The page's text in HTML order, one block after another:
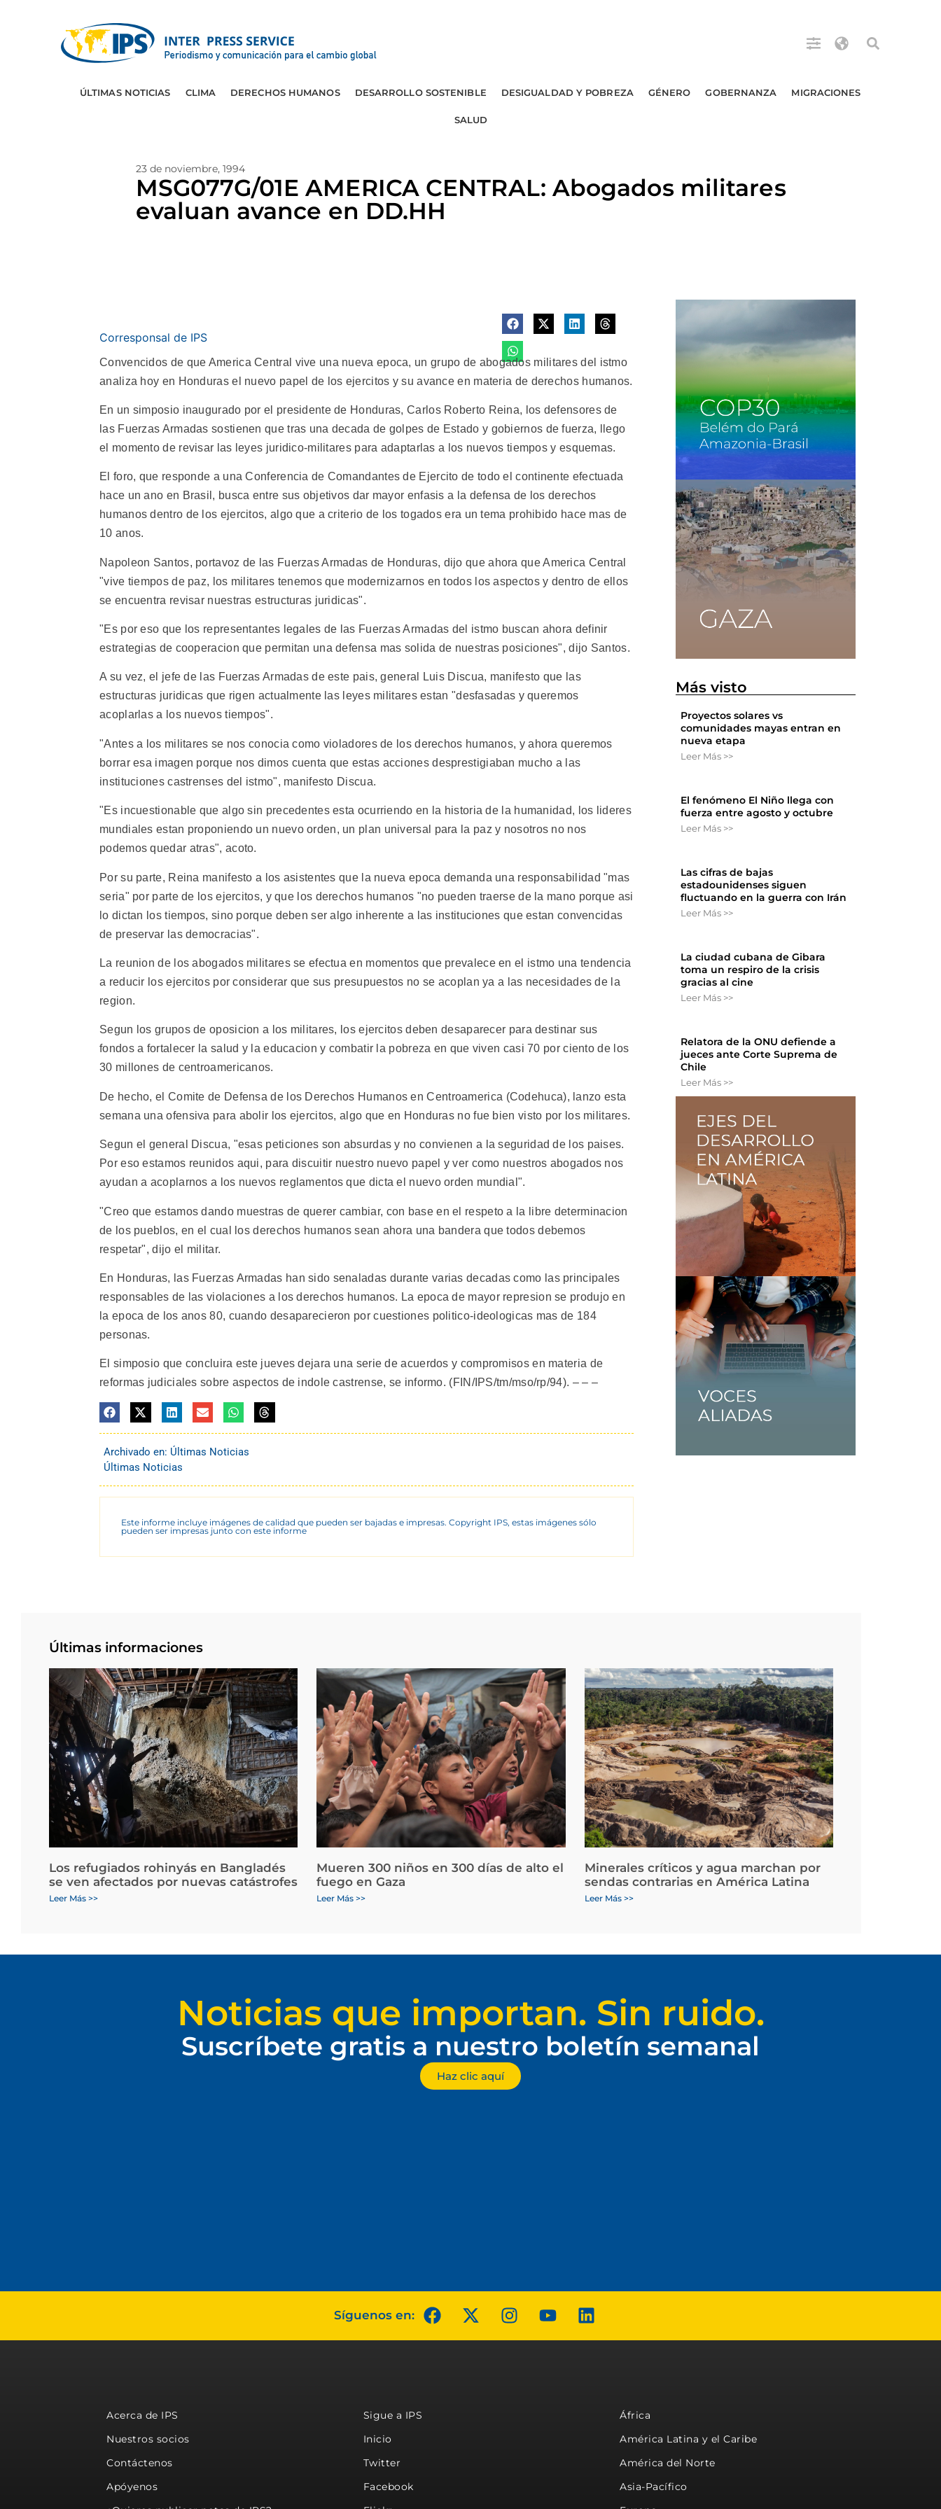
ÚLTIMAS NOTICIAS CLIMA DERECHOS HUMANOS DESARROLLO SOSTENIBLE DESIGUALDAD Y POBREZA GÉNERO GOBERNANZA MIGRACIONES
SALUD
23 de noviembre, 1994
MSG077G/01E AMERICA CENTRAL: Abogados militares
evaluan avance en DD.HH
Corresponsal de IPS
Convencidos de que America Central vive una nueva epoca, un grupo de abogados militares del istmo
analiza hoy en Honduras el nuevo papel de los ejercitos y su avance en materia de derechos humanos.
En un simposio inaugurado por el presidente de Honduras, Carlos Roberto Reina, los defensores de
las Fuerzas Armadas sostienen que tras una decada de golpes de Estado y gobiernos de fuerza, llego
el momento de revisar las leyes juridico-militares para adaptarlas a los nuevos tiempos y esquemas.
El foro, que responde a una Conferencia de Comandantes de Ejercito de todo el continente efectuada
hace un ano en Brasil, busca entre sus objetivos dar mayor enfasis a la defensa de los derechos
humanos dentro de los ejercitos, algo que a criterio de los togados era un tema prohibido hace mas de
10 anos.
Napoleon Santos, portavoz de las Fuerzas Armadas de Honduras, dijo que ahora que America Central
"vive tiempos de paz, los militares tenemos que modernizarnos en todos los aspectos y dentro de ellos
se encuentra revisar nuestras estructuras juridicas".
"Es por eso que los representantes legales de las Fuerzas Armadas del istmo buscan ahora definir
estrategias de cooperacion que permitan una defensa mas solida de nuestras posiciones", dijo Santos.
A su vez, el jefe de las Fuerzas Armadas de este pais, general Luis Discua, manifesto que las
estructuras juridicas que rigen actualmente las leyes militares estan "desfasadas y queremos
acoplarlas a los nuevos tiempos".
"Antes a los militares se nos conocia como violadores de los derechos humanos, y ahora queremos
borrar esa imagen porque nos dimos cuenta que estas acciones desprestigiaban mucho a las
instituciones castrenses del istmo", manifesto Discua.
"Es incuestionable que algo sin precedentes esta ocurriendo en la historia de la humanidad, los lideres
mundiales estan proponiendo un nuevo orden, un plan universal para la paz y nosotros no nos
podemos quedar atras", acoto.
Por su parte, Reina manifesto a los asistentes que la nueva epoca demanda una responsabilidad "mas
seria" por parte de los ejercitos, y que los derechos humanos "no pueden traerse de la mano porque asi
lo dictan los tiempos, sino porque deben ser algo inherente a las instituciones que estan convencidas
de preservar las democracias".
La reunion de los abogados militares se efectua en momentos que prevalece en el istmo una tendencia
a reducir los ejercitos por considerar que sus presupuestos no se acoplan ya a las necesidades de la
region.
Segun los grupos de oposicion a los militares, los ejercitos deben desaparecer para destinar sus
fondos a fortalecer la salud y la educacion y combatir la pobreza en que viven casi 70 por ciento de los
30 millones de centroamericanos.
De hecho, el Comite de Defensa de los Derechos Humanos en Centroamerica (Codehuca), lanzo esta
semana una ofensiva para abolir los ejercitos, algo que en Honduras no fue bien visto por los militares.
Segun el general Discua, "esas peticiones son absurdas y no convienen a la seguridad de los paises.
Por eso estamos reunidos aqui, para discuitir nuestro nuevo papel y ver como nuestros abogados nos
ayudan a acoplarnos a los nuevos reglamentos que dicta el nuevo orden mundial".
"Creo que estamos dando muestras de querer cambiar, con base en el respeto a la libre determinacion
de los pueblos, en el cual los derechos humanos sean ahora una bandera que todos debemos
respetar", dijo el militar.
En Honduras, las Fuerzas Armadas han sido senaladas durante varias decadas como las principales
responsables de las violaciones a los derechos humanos. La epoca de mayor represion se produjo en
la epoca de los anos 80, cuando desaparecieron por cuestiones politico-ideologicas mas de 184
personas.
El simposio que concluira este jueves dejara una serie de acuerdos y compromisos en materia de
reformas judiciales sobre aspectos de indole castrense, se informo. (FIN/IPS/tm/mso/rp/94). – – –
Archivado en: Últimas Noticias
Últimas Noticias
Este informe incluye imágenes de calidad que pueden ser bajadas e impresas. Copyright IPS, estas imágenes sólo
pueden ser impresas junto con este informe
Más visto
Proyectos solares vs
comunidades mayas entran en
nueva etapa
Leer Más >>
El fenómeno El Niño llega con
fuerza entre agosto y octubre
Leer Más >>
Las cifras de bajas
estadounidenses siguen
fluctuando en la guerra con Irán
Leer Más >>
La ciudad cubana de Gibara
toma un respiro de la crisis
gracias al cine
Leer Más >>
Relatora de la ONU defiende a
jueces ante Corte Suprema de
Chile
Leer Más >>
Últimas informaciones
Los refugiados rohinyás en Bangladés
se ven afectados por nuevas catástrofes
Leer Más >>
Mueren 300 niños en 300 días de alto el
fuego en Gaza
Leer Más >>
Minerales críticos y agua marchan por
sendas contrarias en América Latina
Leer Más >>
Noticias que importan. Sin ruido.
Suscríbete gratis a nuestro boletín semanal
Haz clic aquí
Síguenos en:
Acerca de IPS
Nuestros socios
Contáctenos
Apóyenos
Sigue a IPS
Inicio
Twitter
Facebook
África
América Latina y el Caribe
América del Norte
Asia-Pacífico